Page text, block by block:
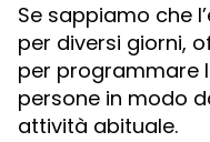
Se sappiamo che
per diversi giorni,
per programmare
persone in modo
attività abituale.